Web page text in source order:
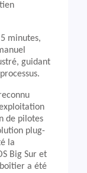
minutes,
guidant
de pilotes
plug-
la
Big Sur et
a été